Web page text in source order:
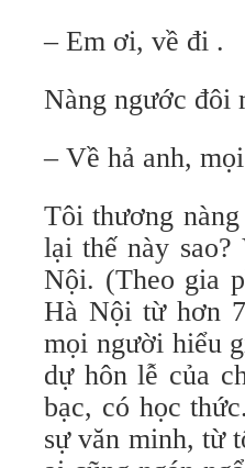
– Em ơi, về đi .
Nàng ngước đôi
– Về hả anh,
Tôi thương
lại thế này
Nội. (Theo gia
Hà Nội từ hơn
mọi người hiểu
dự hôn lễ của
bạc, có học
sự văn minh, từ